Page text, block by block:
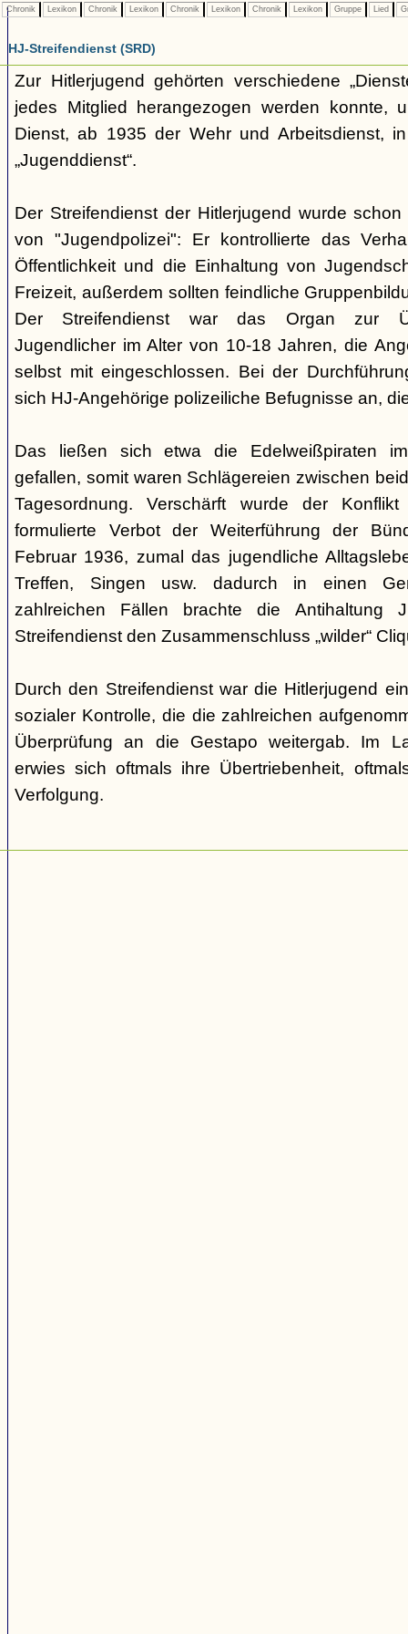
Chronik Lexikon Chronik Lexikon Chronik Lexikon Chronik Lexikon Gruppe Lied
HJ-Streifendienst (SRD)
Zur Hitlerjugend gehörten verschiedene
jedes Mitglied herangezogen werden konnte,
Dienst, ab 1935 der Wehr und Arbeitsdienst,
„Jugenddienst“.
Der Streifendienst der Hitlerjugend wurde
von "Jugendpolizei": Er kontrollierte das
Öffentlichkeit und die Einhaltung von
Freizeit, außerdem sollten feindliche
Der Streifendienst war das Organ zur
Jugendlicher im Alter von 10-18 Jahren, die
selbst mit eingeschlossen. Bei der
sich HJ-Angehörige polizeiliche Befugnisse an,
Das ließen sich etwa die Edelweißpiraten
gefallen, somit waren Schlägereien zwischen
Tagesordnung. Verschärft wurde der
formulierte Verbot der Weiterführung der
Februar 1936, zumal das jugendliche
Treffen, Singen usw. dadurch in einen
zahlreichen Fällen brachte die Antihaltung
Streifendienst den Zusammenschluss „wilder“
Durch den Streifendienst war die Hitlerjugend
sozialer Kontrolle, die die zahlreichen
Überprüfung an die Gestapo weitergab. Im
erwies sich oftmals ihre Übertriebenheit,
Verfolgung.